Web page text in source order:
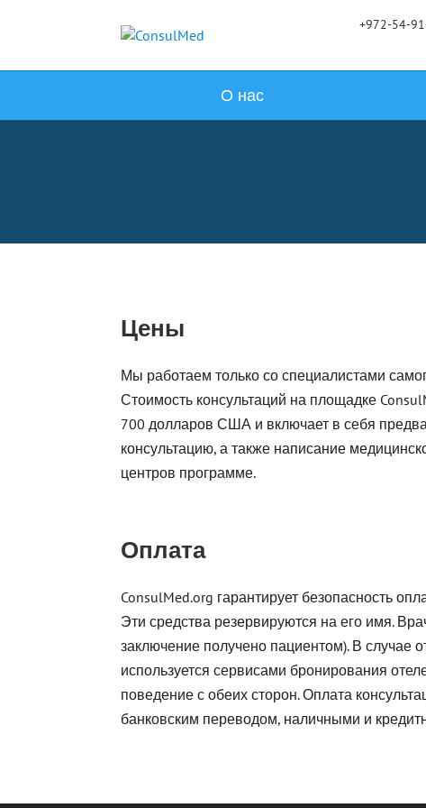
+972-54-
О нас
Цены
Мы работаем только со специалистами
Стоимость консультаций на площадке
700 долларов США и включает в себя
консультацию, а также написание
центров программе.
Оплата
ConsulMed.org гарантирует безопасность
Эти средства резервируются на его имя.
заключение получено пациентом). В случае
используется сервисами бронирования
поведение с обеих сторон. Оплата
банковским переводом, наличными и